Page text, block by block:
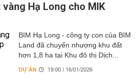
Hạ Long cho MIK
BIM Hạ Long - công ty con của BIM
Land đã chuyển nhượng khu đất
hơn 1,8 ha tại Khu đô thị Dịch...
DỰ ÁN 19:00 | 16/01/2026